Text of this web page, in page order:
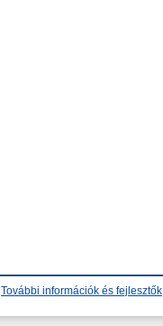
További információk és fejlesztők